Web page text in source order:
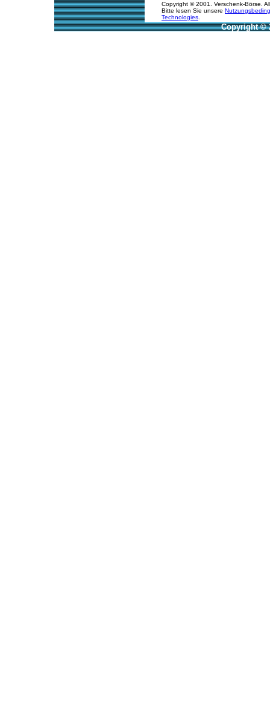
Copyright © 2001. Verschenk-Börse.
Bitte lesen Sie unsere
Technologies
Copyright ©